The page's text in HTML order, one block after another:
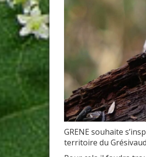
GRENE souhaite
territoire du